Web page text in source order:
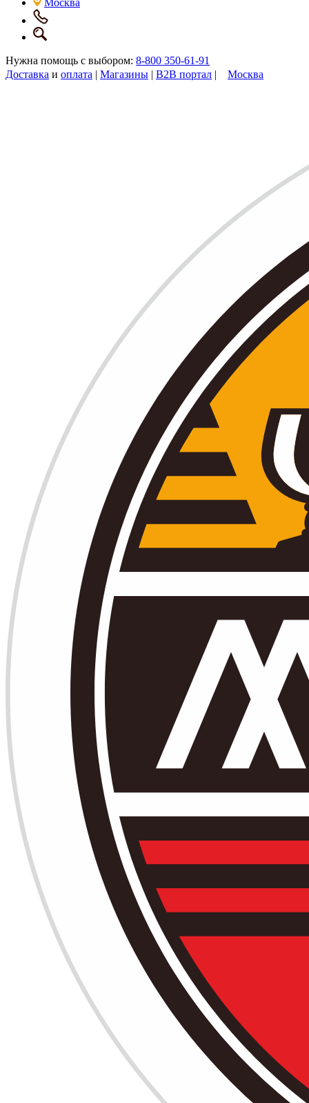
Москва
Нужна помощь с выбором: 8-800 350-61-91
Доставка и оплата | Магазины | B2B портал | Москва